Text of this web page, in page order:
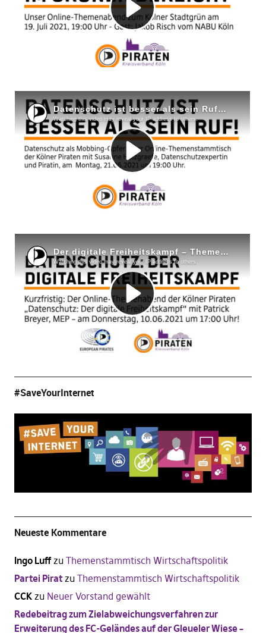
#SaveYourInternet
Neueste Kommentare
Ingo Luffzu Themenstammtisch Wirtschaftspolitik
Partei Piratzu Themenstammtisch Wirtschaftspolitik
CCKzu Neuer Vorstand gewählt
Redebeitrag zum Zielabweichungsverfahren zur
Erweiterung des FC-Geländes auf der Gleueler Wiese –